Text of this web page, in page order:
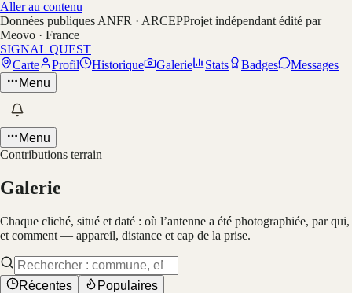
Aller au contenu
Données publiques ANFR · ARCEPProjet indépendant édité par
Meovo · France
SIGNAL QUEST
Carte
Profil Historique Galerie Stats Badges
Messages
Menu
Menu
Contributions terrain
Galerie
Chaque cliché, situé et daté : où l’antenne a été photographiée, par qui,
et comment — appareil, distance et cap de la prise.
Récentes
Populaires